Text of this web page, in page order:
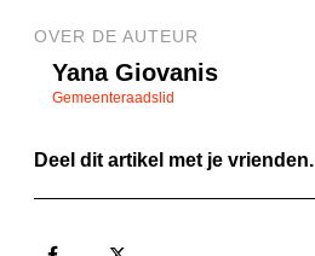
OVER DE AUTEUR
Yana Giovanis
Gemeenteraadslid
Deel dit artikel met je vrienden.